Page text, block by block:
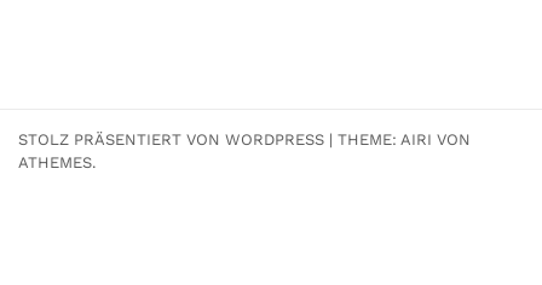
STOLZ PRÄSENTIERT VON WORDPRESS | THEME: AIRI VON
ATHEMES.